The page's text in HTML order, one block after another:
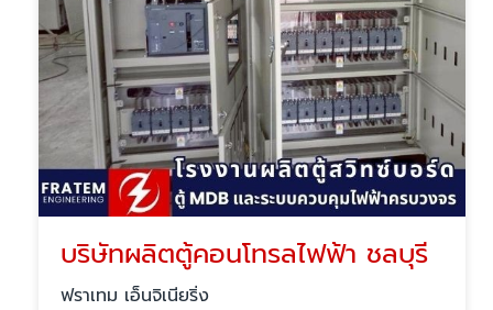
บริษัทผลิตตู้คอนโทรลไฟฟ้า ชลบุรี
ฟราเทม เอ็นจิเนียริ่ง